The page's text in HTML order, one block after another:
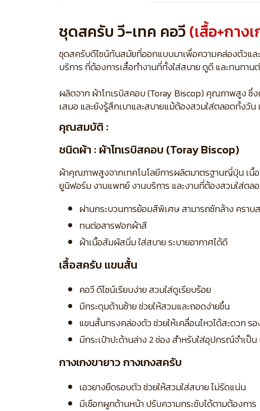
ชุดสครับ วี-เทค คอวี (เสื้อ+กาง
ชุดสครับดีไซน์ทันสมัยที่ออกแบบมาเพื่อความคล่องตัวแล
บริการ ที่ต้องการเสื้อทำงานที่ทั้งใส่สบาย ดูดี และทนทาน
ผลิตจาก ผ้าโทเรบิสคอบ (Toray Biscop) คุณภาพสูง ซึ่ง
เสมอ และยังรู้สึกเบาและสบายแม้ต้องสวมใส่ตลอดทั้งวั
คุณสมบัติ :
ชนิดผ้า : ผ้าโทเรบิสคอบ (Toray Biscop)
ผ้าคุณภาพสูงจากเทคโนโลยีการผลิตมาตรฐานญี่ปุ่น เนื้อ
ยูนิฟอร์ม งานแพทย์ งานบริการ และงานที่ต้องสวมใส่ตล
ผ่านกระบวนการย้อมสีพิเศษ สามารถซักล้าง คราบ
ทนต่อสารฟอกผ้าสี
ผ้าเนื้อสัมผัสนิ่ม ใส่สบาย ระบายอากาศได้ดี
เสื้อสครับ แขนสั้น
คอวี ดีไซน์เรียบง่าย สวมใส่ดูเรียบร้อย
มีกระดุมด้านซ้าย ช่วยให้สวมและถอดง่ายขึ้น
แขนสั้นทรงคล่องตัว ช่วยให้เคลื่อนไหวได้สะดวก ร
มีกระเป๋าปะด้านล่าง 2 ช่อง สำหรับใส่อุปกรณ์จำเ
กางเกงขายาว กางเกงสครับ
เอวยางยืดรอบตัว ช่วยให้สวมใส่สบาย ไม่รัดแน่น
มีเชือกผูกด้านหน้า ปรับความกระชับได้ตามต้องการ